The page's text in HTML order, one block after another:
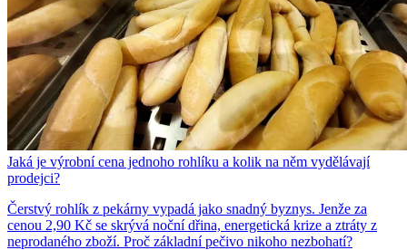
Jaká je výrobní cena jednoho rohlíku a kolik na něm vydělávají
prodejci?
Čerstvý rohlík z pekárny vypadá jako snadný byznys. Jenže za
cenou 2,90 Kč se skrývá noční dřina, energetická krize a ztráty z
neprodaného zboží. Proč základní pečivo nikoho nezbohatí?